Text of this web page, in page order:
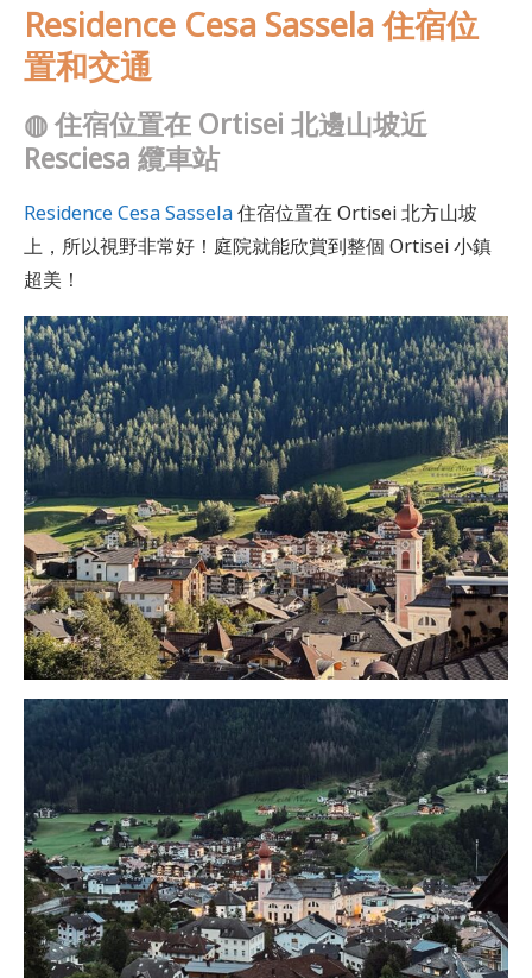
Residence Cesa Sassela 住宿位
置和交通
◍住宿位置在 Ortisei 北邊山坡近
Resciesa 纜車站
Residence Cesa Sassela住宿位置在 Ortisei 北方山坡
上，所以視野非常好！庭院就能欣賞到整個 Ortisei 小鎮
超美！